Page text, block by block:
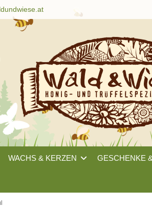
WACHS & KERZEN GESCHENKE